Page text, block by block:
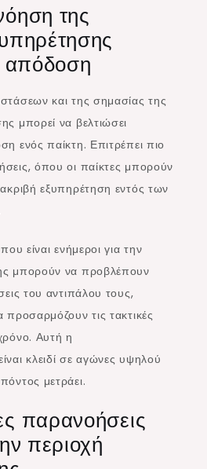
της
απόδοση
και της σημασίας της
μπορεί να βελτιώσει
ενός παίκτη. Επιτρέπει πιο
όπου οι παίκτες μπορούν
εξυπηρέτηση εντός των
είναι ενήμεροι για την
μπορούν να προβλέπουν
του αντιπάλου τους,
τις τακτικές
Αυτή η
κλειδί σε αγώνες υψηλού
μετράει.
παρανοήσεις
περιοχή